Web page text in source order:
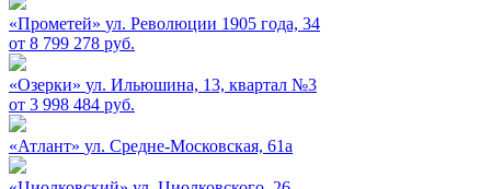
«Прометей» ул. Революции 1905 года, 34
от 8 799 278 руб.
«Озерки» ул. Ильюшина, 13, квартал №3
от 3 998 484 руб.
«Атлант» ул. Средне-Московская, 61а